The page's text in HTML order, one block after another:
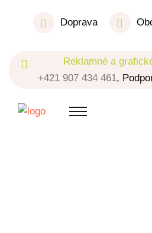
Doprava
Reklamné a
+421 907 434 461,